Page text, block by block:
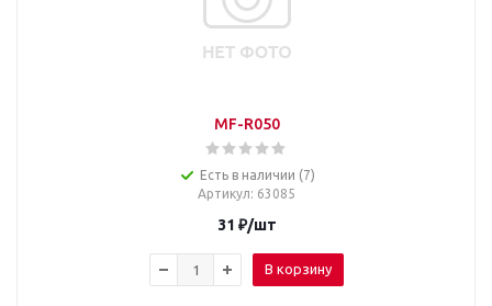
MF-R050
Есть в наличии (7)
Артикул: 63085
31 ₽/шт
В корзину